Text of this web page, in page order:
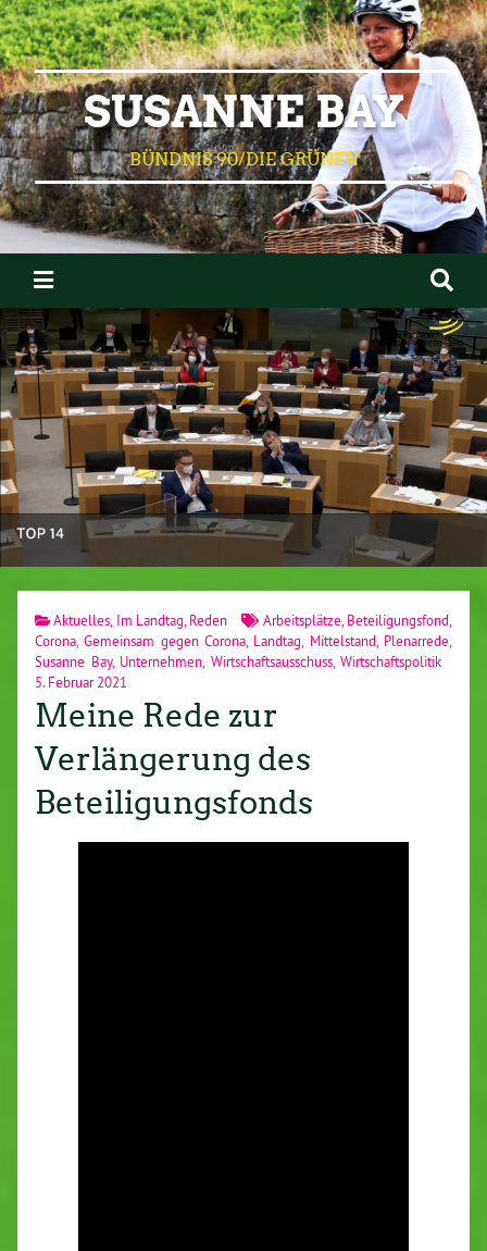
SUSANNE BAY
BÜNDNIS 90/DIE GRÜNEN
Aktuelles Im Landtag Reden Arbeitsplätze Beteiligungsfond
Corona ,Gemeinsam gegen Corona Landtag Mittelstand Plenarrede
Susanne Bay, Unternehmen Wirtschaftsausschuss, Wirtschaftspolitik
5. Februar 2021
Meine Rede zur
Verlängerung des
Beteiligungsfonds